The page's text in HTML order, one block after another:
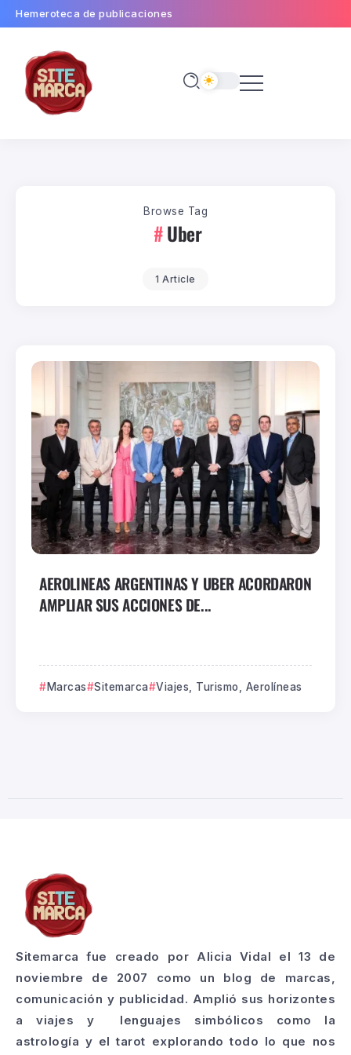
Hemeroteca de publicaciones
Browse Tag
Uber
1 Article
AEROLINEAS ARGENTINAS Y UBER ACORDARON
AMPLIAR SUS ACCIONES DE...
Marcas Sitemarca Viajes, Turismo, Aerolíneas
Sitemarca fue creado por Alicia Vidal el 13 de
noviembre de 2007 como un blog de marcas,
comunicación y publicidad. Amplió sus horizontes
a viajes y lenguajes simbólicos como la
astrología y el tarot explorando todo lo que nos